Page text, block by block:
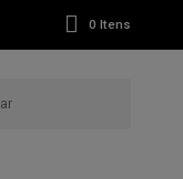
0 Itens